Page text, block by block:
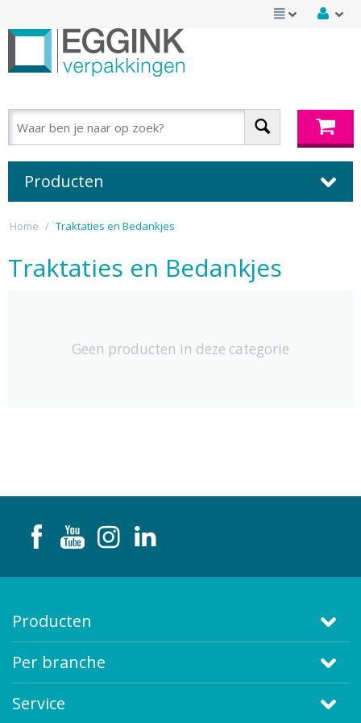
Producten
Home / Traktaties en Bedankjes
Traktaties en Bedankjes
Geen producten in deze categorie
Producten
Per branche
Service